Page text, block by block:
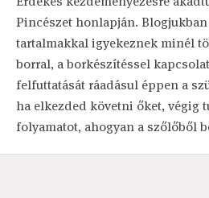
Pincészet honlapján.
tartalmakkal igyekeznek minél
borral, a borkészítéssel
felfuttatását ráadásul éppen a
ha elkezded követni őket, végig
folyamatot, ahogyan a szőlőből